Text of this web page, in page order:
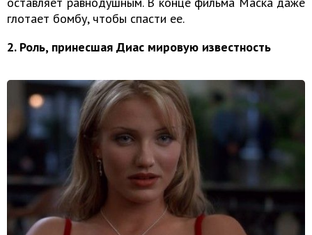
глотает бомбу, чтобы спасти ее.
2. Роль, принесшая Диас мировую известность